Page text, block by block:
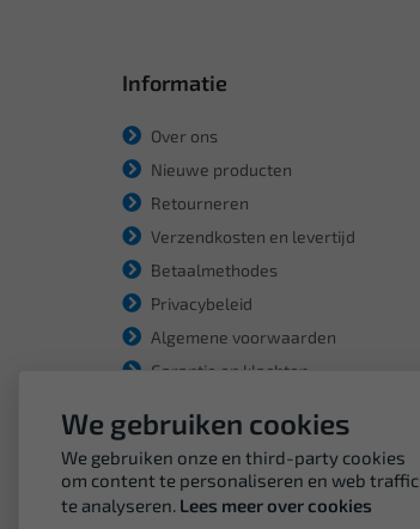
Informatie
Over ons
Nieuwe producten
Retourneren
Verzendkosten en levertijd
Betaalmethodes
Privacybeleid
Algemene voorwaarden
Garantie en klachten
We gebruiken cookies
We gebruiken onze en third-party cookies
om content te personaliseren en web traffic
te analyseren. Lees meer over cookies